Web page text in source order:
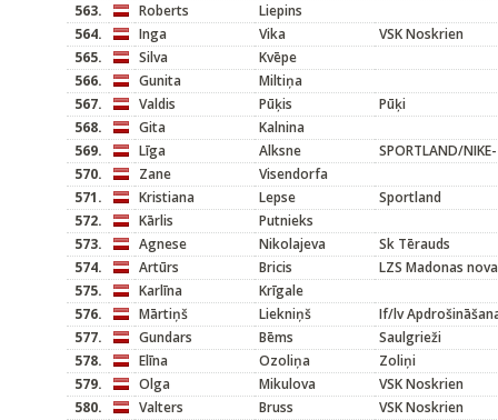
563.
Roberts
Liepins
564.
Inga Vika
VSK Noskrien
565.
Silva
Kvēpe
566.
Gunita
Miltiņa
567.
Valdis Pūķis
Pūķi
568.
Gita
Kalnina
569.
Līga Alksne
SPORTLAND/
570.
Zane
Visendorfa
571.
Kristiana Lepse
Sportland
572.
Kārlis
Putnieks
573.
Agnese Nikolajeva
Sk Tērauds
574.
Artūrs Bricis
LZS Madonas
575.
Karlīna
Krīgale
576.
Mārtiņš Liekniņš
If/lv
577.
Gundars Bēms
Saulgrieži
578.
Elīna Ozoliņa
Zoliņi
579.
Olga Mikulova
VSK Noskrien
580.
Valters Bruss
VSK Noskrien